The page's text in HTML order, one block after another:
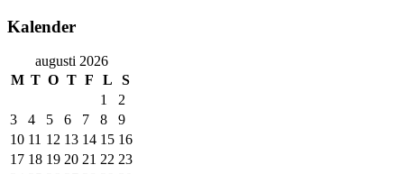
Kalender
augusti 2026
M T O T F L
S
1
2
3
4 5 6 7 8
9
10 11 12 13 14 15 16
17 18 19 20 21 22 23